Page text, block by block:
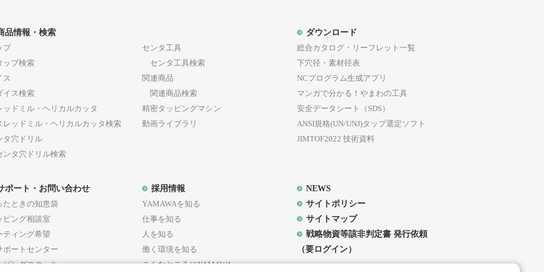
当社グループは、当社グループが必要と判断した場合、会員に対してメール等を用いて通知又
は連絡（以下「通知等」といいます。）を行うものとし、会員は予めこれを承諾したものとし
ます。
会員がメールアドレスの変更・廃止後に本サービスへの再登録手続を行わなかった場合は、最
後に当社グループに対して届け出されたメールアドレスに対して当社グループが通知等を送信
条（会員登録）
会員登録の成立
会員登録希望者は、本規約の全ての条項に同意のうえ、本サイト上に掲載された所定の手続を行う
品情報・検索
プ
プ検索
ス
ス検索
ッドミル・ヘリカルカッタ
ッドミル・ヘリカルカッタ検索
タ穴ドリル
タ穴ドリル検索
センタ工具
センタ工具検索
関連商品
関連商品検索
精密タッピングマシン
動画ライブラリ
ダウンロード
総合カタログ・リーフレット一覧
下穴径・素材径表
NCプログラム生成アプリ
マンガで分かる！やまわの工具
安全データシート（SDS）
ANSI規格(UN/UNJ)タップ選定ソフト
JIMTOF2022 技術資料
ポート・お問い合わせ
たときの知恵袋
ピング相談室
ティング希望
ポートセンター
ピングスクール
採用情報
YAMAWAを知る
仕事を知る
人を知る
働く環境を知る
こんなところにYAMAWA
NEWS
サイトポリシー
サイトマップ
戦略物資等該非判定書 発行依頼
（要ログイン）